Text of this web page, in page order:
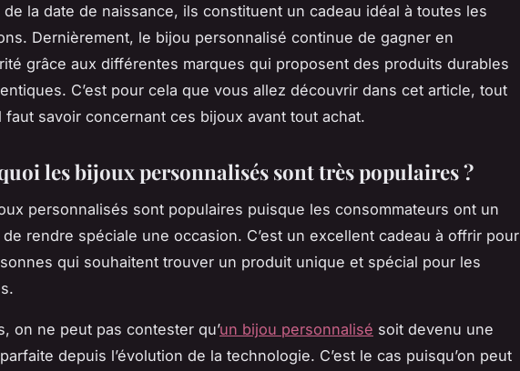
de la date de naissance, ils constituent un cadeau idéal à toutes les
Dernièrement, le bijou personnalisé continue de gagner en
grâce aux différentes marques qui proposent des produits durables
C’est pour cela que vous allez découvrir dans cet article, tout
faut savoir concernant ces bijoux avant tout achat.
les bijoux personnalisés sont très populaires ?
personnalisés sont populaires puisque les consommateurs ont un
de rendre spéciale une occasion. C’est un excellent cadeau à offrir pour
qui souhaitent trouver un produit unique et spécial pour les
on ne peut pas contester qu’un bijou personnalisé soit devenu une
depuis l’évolution de la technologie. C’est le cas puisqu’on peut